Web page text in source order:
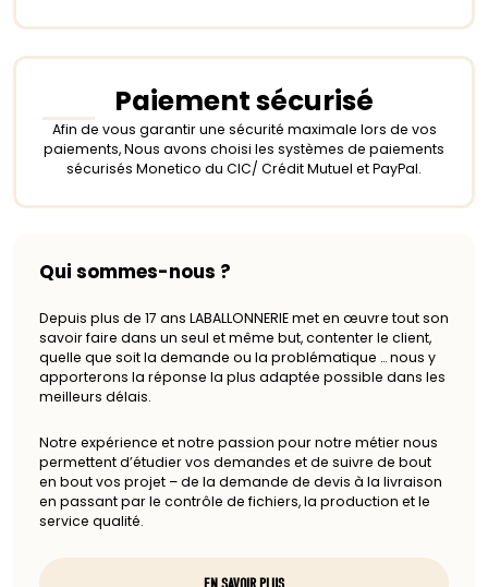
Paiement sécurisé
Afin de vous garantir une sécurité maximale lors de vos
paiements, Nous avons choisi les systèmes de paiements
sécurisés Monetico du CIC/ Crédit Mutuel et PayPal.
Qui sommes-nous ?
Depuis plus de 17 ans LABALLONNERIE met en œuvre tout son
savoir faire dans un seul et même but, contenter le client,
quelle que soit la demande ou la problématique … nous y
apporterons la réponse la plus adaptée possible dans les
meilleurs délais.
Notre expérience et notre passion pour notre métier nous
permettent d’étudier vos demandes et de suivre de bout
en bout vos projet – de la demande de devis à la livraison
en passant par le contrôle de fichiers, la production et le
service qualité.